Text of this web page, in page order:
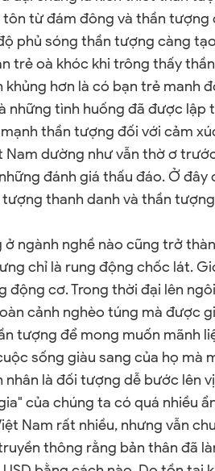
từ đám đông và thần tượng
phủ sóng thần tượng càng
trẻ oà khóc khi trông thấy
khủng hơn là có bạn trẻ manh
những tình huống đã được lập
thần tượng đối với cảm
Nam dường như vẫn thờ ơ
đánh giá thấu đáo. Ở đây
thanh danh và thần
ở ngành nghề nào cũng trở
chỉ là rung động chốc lát.
động cơ. Trong thời đại lên
cảnh nghèo túng mà được
tượng để mong muốn mãnh
sống giàu sang của họ mà
nhân là đối tượng dễ bước lên
của chúng ta có quá nhiều
Nam rất nhiều, nhưng vẫn
thông rằng bản thân đã